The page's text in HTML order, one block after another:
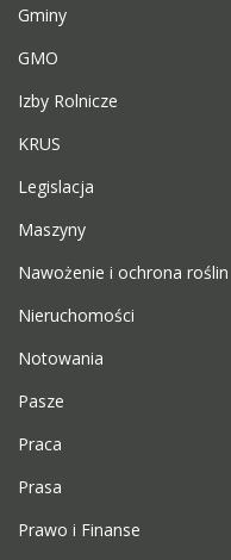
Gminy
GMO
Izby Rolnicze
KRUS
Legislacja
Maszyny
Nawożenie i ochrona roślin
Nieruchomości
Notowania
Pasze
Praca
Prasa
Prawo i Finanse